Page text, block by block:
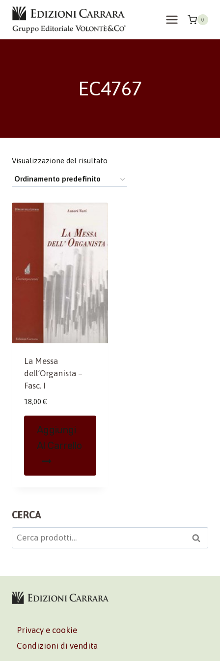
Salta
contenuto
0
EC4767
Visualizzazione del risultato
La Messa
dell’Organista –
Fasc. I
18,00 €
Aggiungi
Al Carrello
CERCA
Cerca: Cerca
Privacy e cookie
Condizioni di vendita